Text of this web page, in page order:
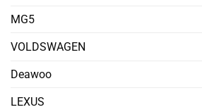
MG5
VOLDSWAGEN
Deawoo
LEXUS